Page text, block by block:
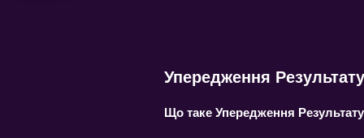
Упередження
Що таке Упередження